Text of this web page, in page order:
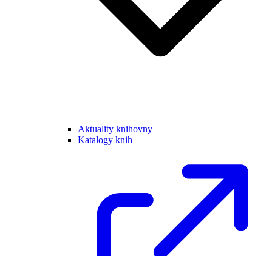
Aktuality knihovny
Katalogy knih